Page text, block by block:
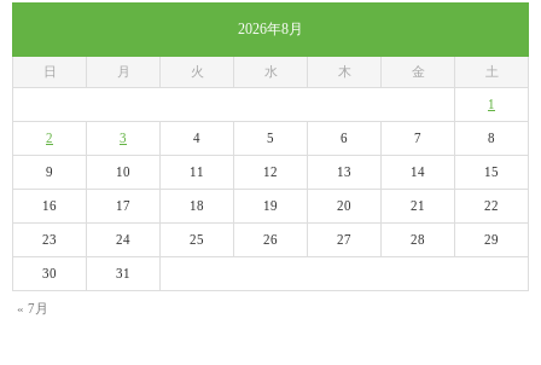
2026年8月
日 月 火 水 木 金 土
« 7月
1
2 3 4 5 6 7 8
9 10 11 12 13 14 15
16 17 18 19 20 21 22
23 24 25 26 27 28 29
30 31